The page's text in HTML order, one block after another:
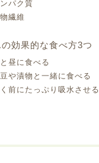
パク質
繊維
効果的な食べ方3つ
昼に食べる
や漬物と一緒に食べる
前にたっぷり吸水させる